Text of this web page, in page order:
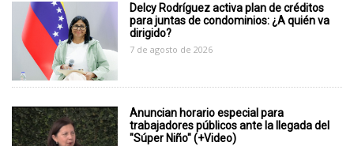
Delcy Rodríguez activa plan de créditos
para juntas de condominios: ¿A quién va
dirigido?
7 de agosto de 2026
Anuncian horario especial para
trabajadores públicos ante la llegada del
"Súper Niño" (+Video)